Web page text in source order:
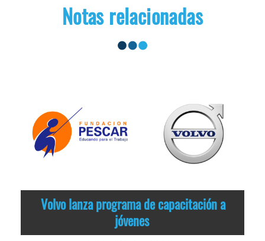
Notas relacionadas
Volvo lanza programa de capacitación a
jóvenes